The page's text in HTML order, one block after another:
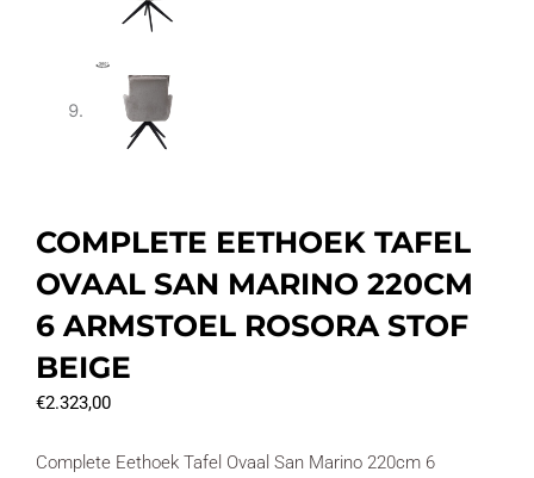
COMPLETE EETHOEK TAFEL
OVAAL SAN MARINO 220CM
6 ARMSTOEL ROSORA STOF
BEIGE
€2.323,00
Complete Eethoek Tafel Ovaal San Marino 220cm 6